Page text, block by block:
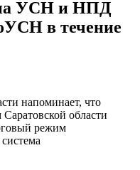
УСН и НПД
в течение
напоминает, что
области
режим